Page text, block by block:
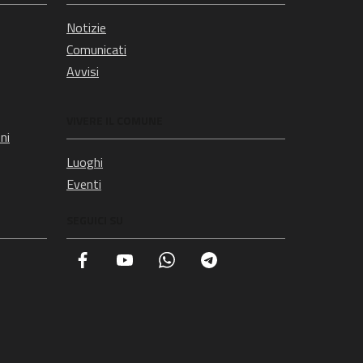
Notizie
Comunicati
Avvisi
Luoghi
Eventi
Facebook YouTube Whatsapp